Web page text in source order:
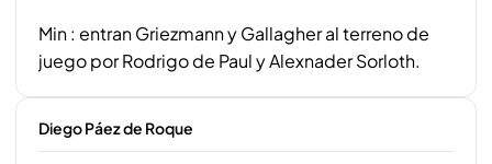
Min : entran Griezmann y Gallagher al terreno de
juego por Rodrigo de Paul y Alexnader Sorloth.
Diego Páez de Roque